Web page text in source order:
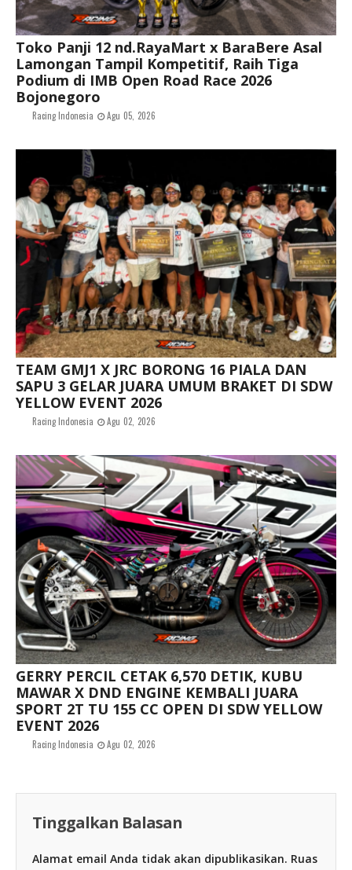
Toko Panji 12 nd.RayaMart x BaraBere Asal
Lamongan Tampil Kompetitif, Raih Tiga
Podium di IMB Open Road Race 2026
Bojonegoro
Racing Indonesia Agu 05, 2026
TEAM GMJ1 X JRC BORONG 16 PIALA DAN
SAPU 3 GELAR JUARA UMUM BRAKET DI SDW
YELLOW EVENT 2026
Racing Indonesia Agu 02, 2026
GERRY PERCIL CETAK 6,570 DETIK, KUBU
MAWAR X DND ENGINE KEMBALI JUARA
SPORT 2T TU 155 CC OPEN DI SDW YELLOW
EVENT 2026
Racing Indonesia Agu 02, 2026
Tinggalkan Balasan
Alamat email Anda tidak akan dipublikasikan. Ruas